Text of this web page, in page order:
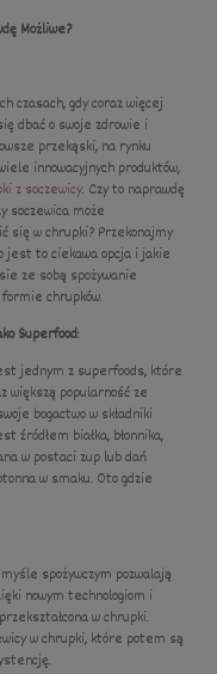
Możliwe?
czasach, gdy coraz więcej
dbać o swoje zdrowie i
przekąski, na rynku
innowacyjnych produktów,
z soczewicy. Czy to naprawdę
soczewica może
się w chrupki? Przekonajmy
jest to ciekawa opcja i jakie
ze sobą spożywanie
chrupków.
Superfood:
jednym z superfoods, które
większą popularność ze
bogactwo w składniki
źródłem białka, błonnika,
w postaci zup lub dań
w smaku. Oto gdzie
spożywczym pozwalają
nowym technologiom i
w chrupki.
w chrupki, które potem są